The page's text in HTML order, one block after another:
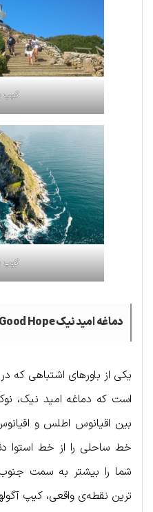
کیپ
کیپ
دماغه امید نیک Cape of Good Hope
یکی از باورهای اشتباهی که
است که دماغه امید نیک،
بین اقیانوس اطلس و
خط ساحلی را از خط استوا
شما را بیشتر به سمت